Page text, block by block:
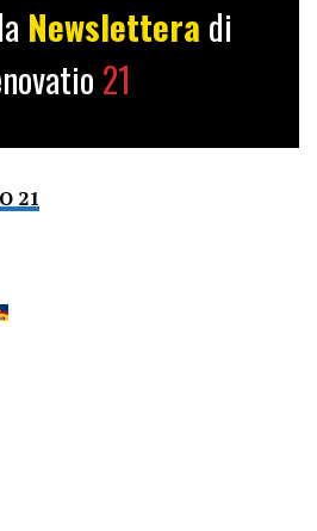
Newslettera di
21
21